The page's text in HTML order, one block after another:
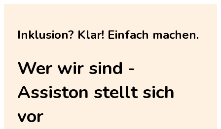
Inklusion? Klar! Einfach machen.
Wer wir sind -
Assiston stellt sich
vor